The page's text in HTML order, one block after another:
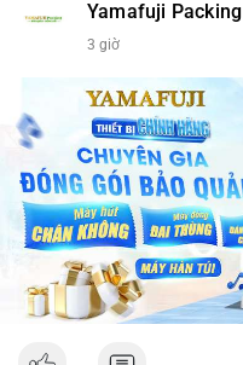
Yamafuji Packing
3 giờ